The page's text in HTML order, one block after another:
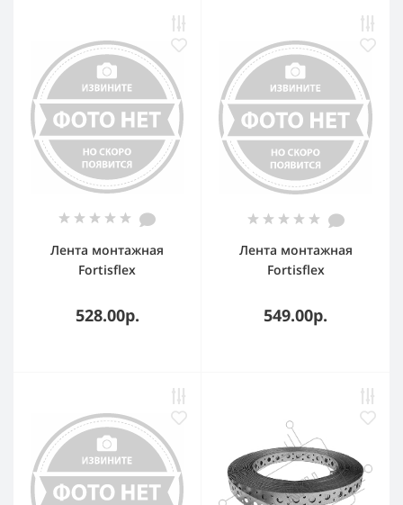
Лента монтажная
Fortisflex
прямая ЛМП 12x0,55
рул.25 м
528.00р.
Лента монтажная
Fortisflex
ЛМПВ 12x0,55 рул.25 м
549.00р.